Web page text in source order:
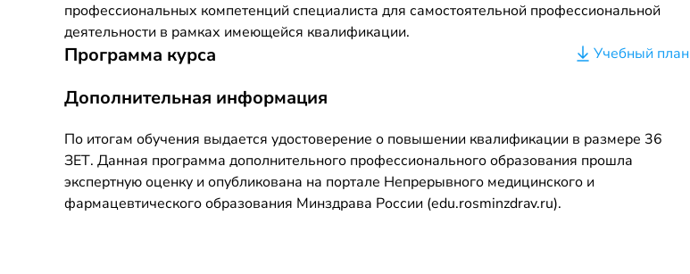
профессиональных компетенций специалиста для самостоятельной профессиональной
деятельности в рамках имеющейся квалификации.
Программа курса Учебный план
Дополнительная информация
По итогам обучения выдается удостоверение о повышении квалификации в размере 36
ЗЕТ. Данная программа дополнительного профессионального образования прошла
экспертную оценку и опубликована на портале Непрерывного медицинского и
фармацевтического образования Минздрава России (edu.rosminzdrav.ru).